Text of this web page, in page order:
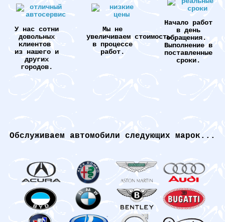
У нас сотни
довольных
клиентов
из нашего и
других
городов.
Мы не
увеличиваем стоимость
в процессе
работ.
Начало работ
в день
обращения.
Выполнение в
поставленные
сроки.
Обслуживаем автомобили следующих марок...